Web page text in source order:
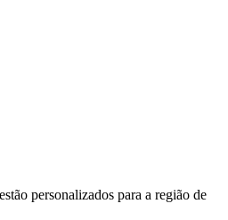
estão personalizados para a região de